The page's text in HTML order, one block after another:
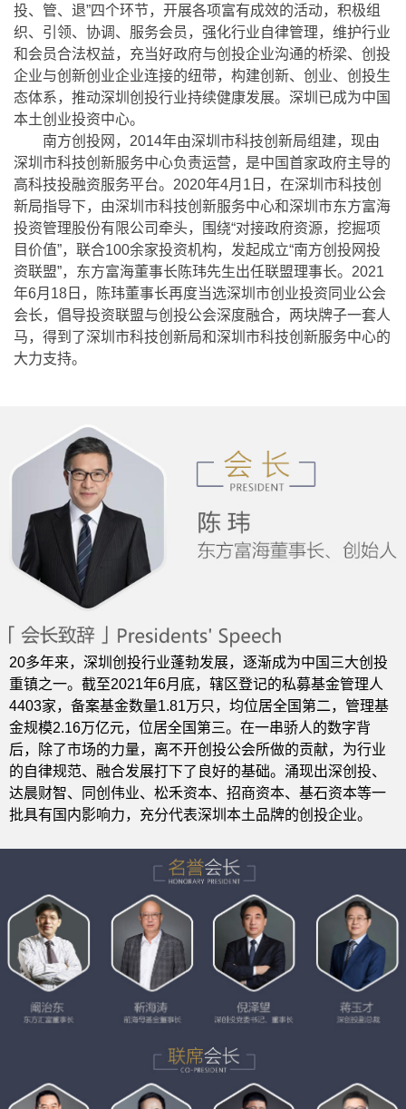
投、管、退”四个环节，开展各项富有成效的活动，积极组
织、引领、协调、服务会员，强化行业自律管理，维护行业
和会员合法权益，充当好政府与创投企业沟通的桥梁、创投
企业与创新创业企业连接的纽带，构建创新、创业、创投生
态体系，推动深圳创投行业持续健康发展。深圳已成为中国
本土创业投资中心。
南方创投网，2014年由深圳市科技创新局组建，现由
深圳市科技创新服务中心负责运营，是中国首家政府主导的
高科技投融资服务平台。2020年4月1日，在深圳市科技创
新局指导下，由深圳市科技创新服务中心和深圳市东方富海
投资管理股份有限公司牵头，围绕“对接政府资源，挖掘项
目价值”，联合100余家投资机构，发起成立“南方创投网投
资联盟”，东方富海董事长陈玮先生出任联盟理事长。2021
年6月18日，陈玮董事长再度当选深圳市创业投资同业公会
会长，倡导投资联盟与创投公会深度融合，两块牌子一套人
马，得到了深圳市科技创新局和深圳市科技创新服务中心的
大力支持。
20多年来，深圳创投行业蓬勃发展，逐渐成为中国三大创投
重镇之一。截至2021年6月底，辖区登记的私募基金管理人
4403家，备案基金数量1.81万只，均位居全国第二，管理基
金规模2.16万亿元，位居全国第三。在一串骄人的数字背
后，除了市场的力量，离不开创投公会所做的贡献，为行业
的自律规范、融合发展打下了良好的基础。涌现出深创投、
达晨财智、同创伟业、松禾资本、招商资本、基石资本等一
批具有国内影响力，充分代表深圳本土品牌的创投企业。